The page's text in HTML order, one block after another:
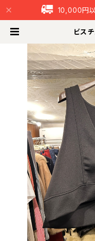
10,000円以
ビス